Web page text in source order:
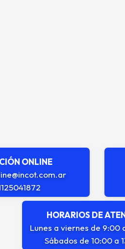
ONLINE
HORARIOS DE
Lunes a viernes de 9:00
Sábados de 10:00 a